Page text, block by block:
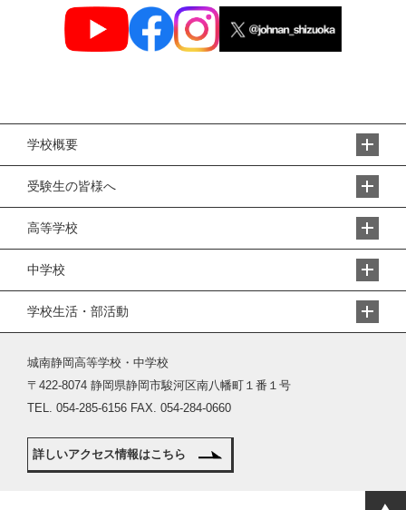
学校概要
受験生の皆様へ
高等学校
中学校
学校生活・部活動
城南静岡高等学校・中学校
〒422-8074 静岡県静岡市駿河区南八幡町１番１号
TEL. 054-285-6156 FAX. 054-284-0660
詳しいアクセス情報はこちら